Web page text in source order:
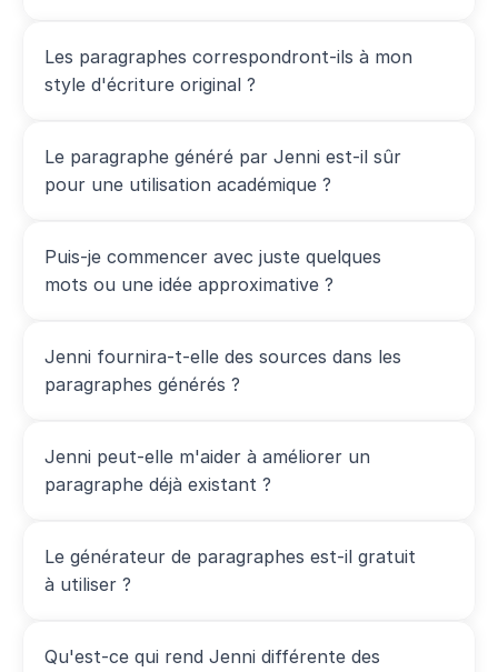
Les paragraphes correspondront-ils à mon
style d'écriture original ?
Le paragraphe généré par Jenni est-il sûr
pour une utilisation académique ?
Puis-je commencer avec juste quelques
mots ou une idée approximative ?
Jenni fournira-t-elle des sources dans les
paragraphes générés ?
Jenni peut-elle m'aider à améliorer un
paragraphe déjà existant ?
Le générateur de paragraphes est-il gratuit
à utiliser ?
Qu'est-ce qui rend Jenni différente des